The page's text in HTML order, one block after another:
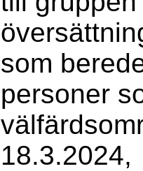
som
personer
18.3.2024,